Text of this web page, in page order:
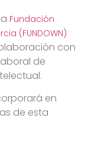
Fundación
(FUNDOWN)
con
de
en
de esta